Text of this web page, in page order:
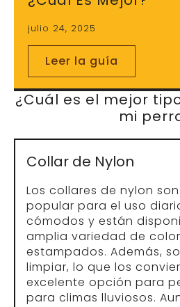
julio 24, 2025
Leer la guía
¿Cuál es el mejor
mi
Collar de Nylon
Los collares de nylon
popular para el uso
cómodos y están
amplia variedad de
estampados. Además,
limpiar, lo que los
excelente opción para
para climas lluviosos.